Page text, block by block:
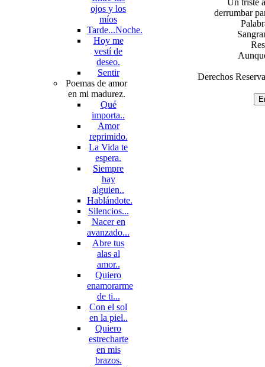
ojos y los
míos
Tarde...Noche.
Hoy me
vestí de
deseo.
Sentir
Poemas de amor
en mi madurez.
Qué
importa..
Amor
reprimido.
La Vida te
espera.
Siempre
hay
alguien..
Hablándote.
Silencios...
Nacer en
avanzado...
Abre tus
alas al
amor..
Quiero
enamorarme
de ti...
Con el sol
en la piel..
Quiero
estrecharte
en mis
brazos.
Un triste
derrumbar
Derechos